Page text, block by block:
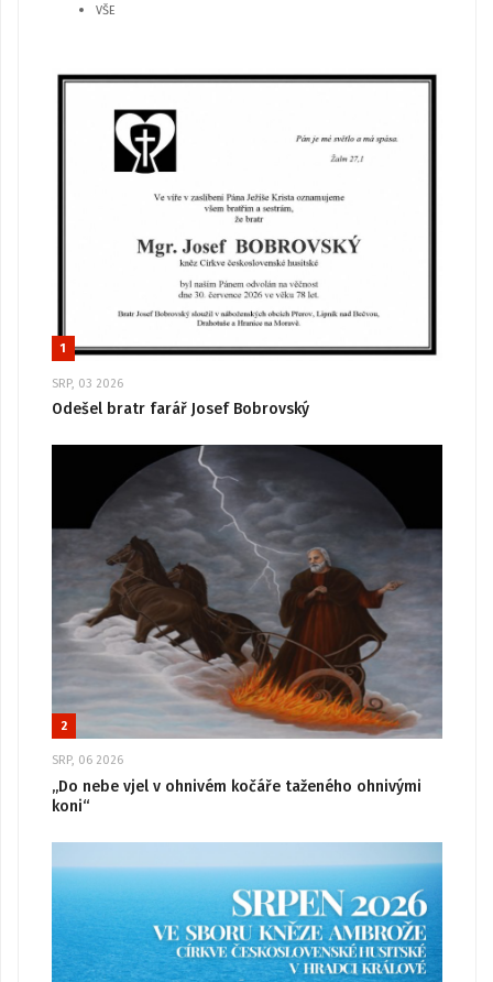
VŠE
1
SRP, 03 2026
Odešel bratr farář Josef Bobrovský
2
SRP, 06 2026
„Do nebe vjel v ohnivém kočáře taženého ohnivými
koni“